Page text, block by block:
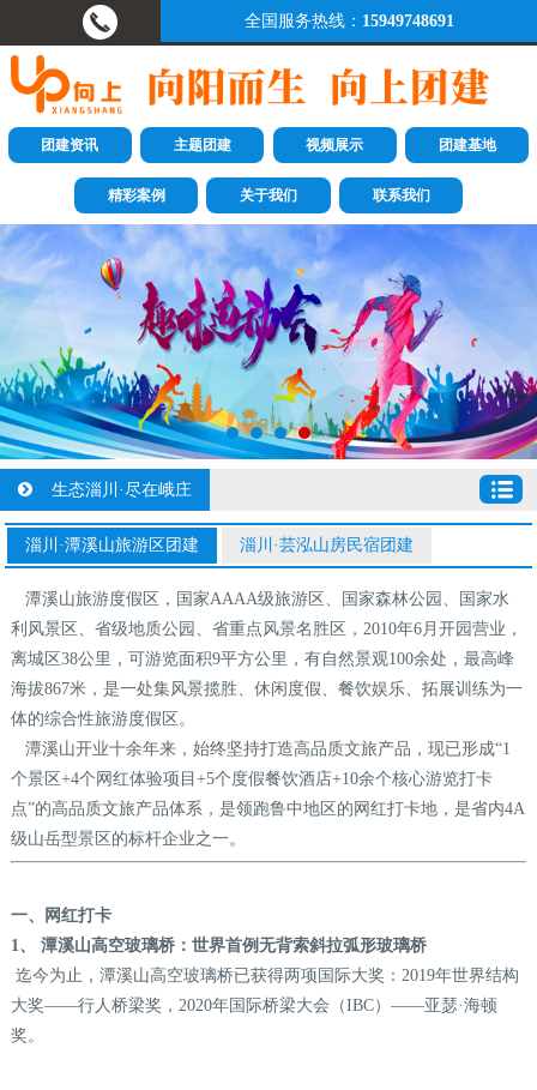
全国服务热线： 15949748691
团建资讯 主题团建 视频展示 团建基地
精彩案例 关于我们 联系我们
生态淄川·尽在峨庄
淄川·潭溪山旅游区团建 淄川·芸泓山房民宿团建
潭溪山旅游度假区，国家AAAA级旅游区、国家森林公园、国家水
利风景区、省级地质公园、省重点风景名胜区，2010年6月开园营业，
离城区38公里，可游览面积9平方公里，有自然景观100余处，最高峰
海拔867米，是一处集风景揽胜、休闲度假、餐饮娱乐、拓展训练为一
体的综合性旅游度假区。
潭溪山开业十余年来，始终坚持打造高品质文旅产品，现已形成“1
个景区+4个网红体验项目+5个度假餐饮酒店+10余个核心游览打卡
点”的高品质文旅产品体系，是领跑鲁中地区的网红打卡地，是省内4A
级山岳型景区的标杆企业之一。
一、网红打卡
1、
潭溪山高空玻璃桥：世界首例无背索斜拉弧形玻璃桥
迄今为止，潭溪山高空玻璃桥已获得两项国际大奖：2019年世界结构
大奖——行人桥梁奖，2020年国际桥梁大会（IBC）——亚瑟·海顿
奖。